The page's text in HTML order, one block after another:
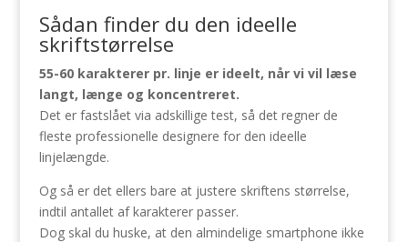
Sådan finder du den ideelle
skriftstørrelse
55-60 karakterer pr. linje er ideelt, når vi vil læse
langt, længe og koncentreret.
Det er fastslået via adskillige test, så det regner de
fleste professionelle designere for den ideelle
linjelængde.
Og så er det ellers bare at justere skriftens størrelse,
indtil antallet af karakterer passer.
Dog skal du huske, at den almindelige smartphone ikke